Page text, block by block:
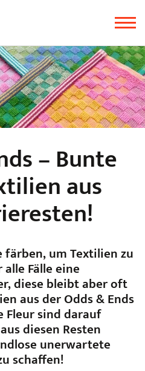
– Bunte
aus
färben, um Textilien zu
Fälle eine
diese bleibt aber oft
aus der Odds & Ends
Fleur sind darauf
diesen Resten
unerwartete
schaffen!